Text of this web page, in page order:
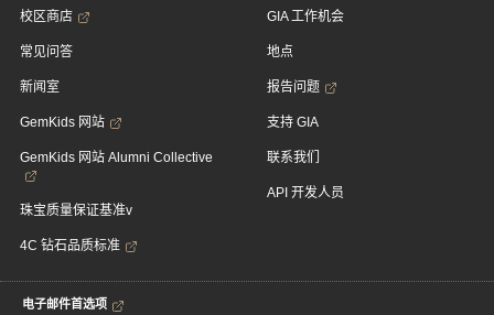
校区商店
常见问答
新闻室
GemKids 网站
GemKids 网站 Alumni Collective
珠宝质量保证基准v
4C 钻石品质标准
GIA 工作机会
地点
报告问题
支持 GIA
联系我们
API 开发人员
电子邮件首选项